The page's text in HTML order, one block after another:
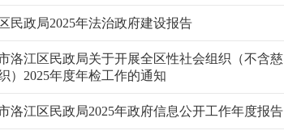
民政局2025年法治政府建设报告
洛江区民政局关于开展全区性社会组织（不含慈
）2025年度年检工作的通知
洛江区民政局2025年政府信息公开工作年度报告